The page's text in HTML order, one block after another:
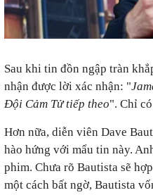
Sau khi tin đồn ngập tràn
nhận được lời xác nhận: "
Đội Cảm Tử tiếp theo". Chỉ
Hơn nữa, diễn viên Dave
hào hứng với mẩu tin này.
phim. Chưa rõ Bautista sẽ
một cách bất ngờ, Bautista